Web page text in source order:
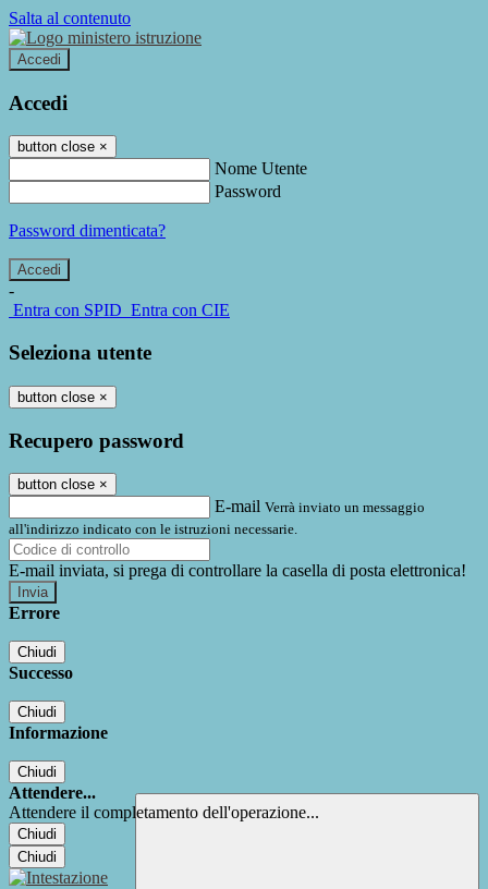
Salta al contenuto
Accedi
Accedi
button close ×
Nome Utente
Password
Password dimenticata?
-
Entra con SPID Entra con CIE
Seleziona utente
button close ×
Recupero password
button close ×
E-mail Verrà inviato un messaggio
all'indirizzo indicato con le istruzioni necessarie.
E-mail inviata, si prega di controllare la casella di posta elettronica!
Errore
Chiudi
Successo
Chiudi
Informazione
Chiudi
Attendere...
Attendere il completamento dell'operazione...
Chiudi
Chiudi